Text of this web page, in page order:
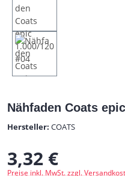
Nähfaden Coats
Hersteller: COATS
Regulärer Preis:
3,32 €
Preise inkl. MwSt. zzgl.